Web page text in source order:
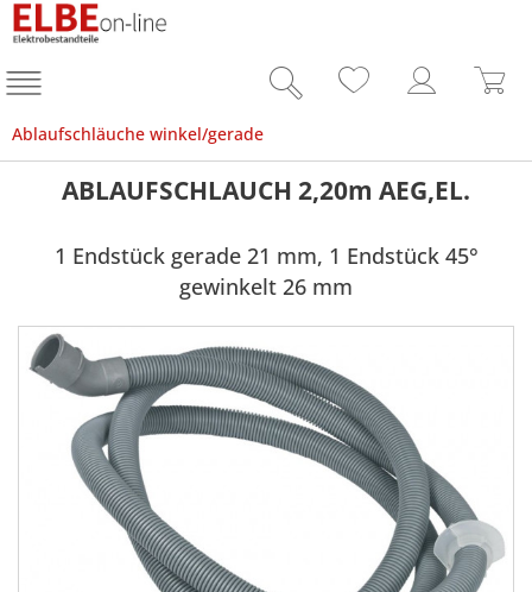
Ablaufschläuche winkel/gerade
ABLAUFSCHLAUCH 2,20m AEG,EL.
1 Endstück gerade 21 mm, 1 Endstück 45°
gewinkelt 26 mm